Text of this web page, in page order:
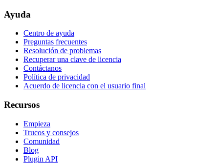
Ayuda
Centro de ayuda
Preguntas frecuentes
Resolución de problemas
Recuperar una clave de licencia
Contáctanos
Política de privacidad
Acuerdo de licencia con el usuario final
Recursos
Empieza
Trucos y consejos
Comunidad
Blog
Plugin API